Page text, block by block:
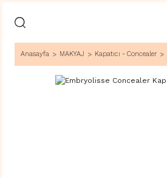
Anasayfa MAKYAJ Kapatıcı - Concealer